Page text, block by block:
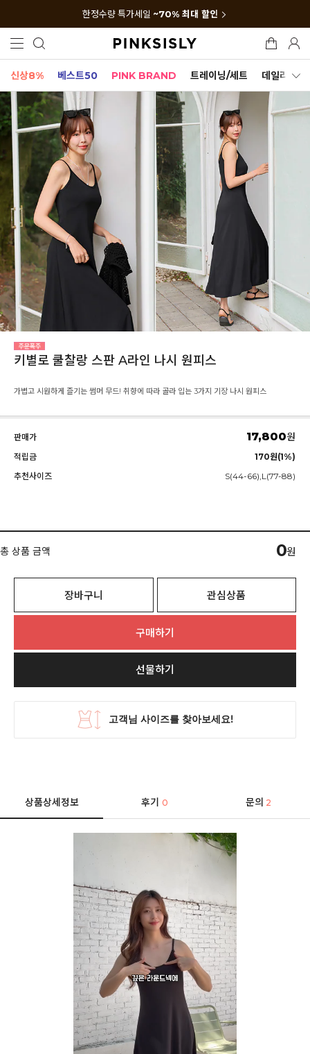
한정수량 특가세일 ~70% 최대 할인
신상8% 베스트50 PINK BRAND 트레이닝/세트 데일리세트
키별로 쿨찰랑 스판 A라인 나시 원피스
가볍고 시원하게 즐기는 썸머 무드! 취향에 따라 골라 입는 3가지 기장 나시 원피스
판매가 17,800원
적립금
170원(1%)
추천사이즈
S(44-66),L(77-88)
총 상품 금액 0원
장바구니 관심상품
구매하기
선물하기
상품상세정보 후기0 문의 2